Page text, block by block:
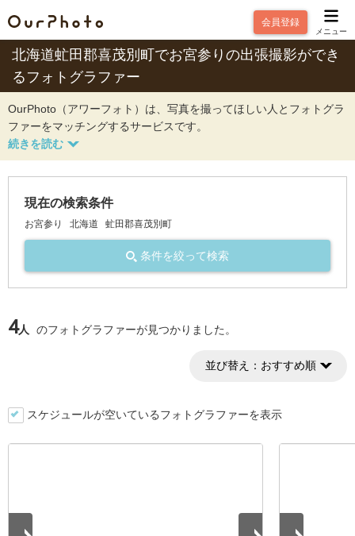
会員登録
メニュー
北海道虻田郡喜茂別町でお宮参りの出張撮影ができ
るフォトグラファー
OurPhoto（アワーフォト）は、写真を撮ってほしい人とフォトグラ
ファーをマッチングするサービスです。
現在の検索条件
お宮参り 北海道 虻田郡喜茂別町
条件を絞って検索
4人 のフォトグラファーが見つかりました。
並び替え： おすすめ順
スケジュールが空いているフォトグラファーを表示